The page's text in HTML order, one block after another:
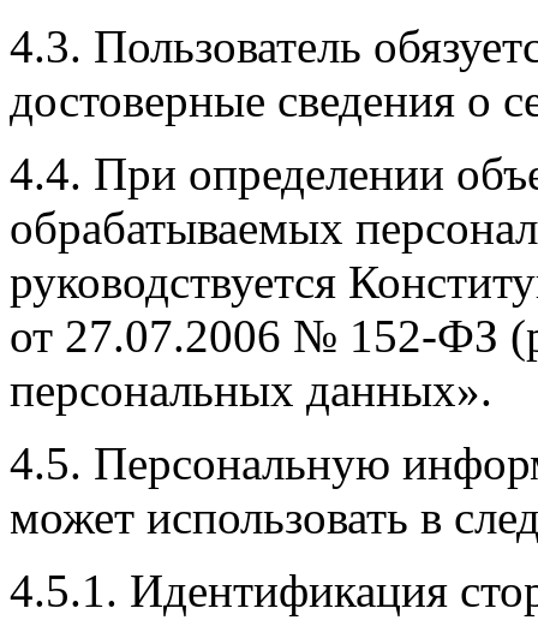
4.3. Пользователь
достоверные сведения о
4.4. При определении
обрабатываемых
руководствуется
от 27.07.2006 № 152-ФЗ
персональных данных».
4.5. Персональную
может использовать в
4.5.1. Идентификация